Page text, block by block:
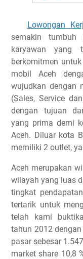
Lowongan
semakin tumbuh
karyawan yang
berkomitmen
mobil Aceh
wujudkan dengan
(Sales, Service
dengan tujuan
yang prima demi
Aceh. Diluar kota
memiliki 2 outlet,
Aceh merupakan
wilayah yang luas
tingkat
tertarik untuk
telah kami
tahun 2012
pasar sebesar
market share 10,8